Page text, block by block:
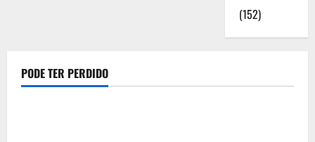
(152)
PODE TER PERDIDO